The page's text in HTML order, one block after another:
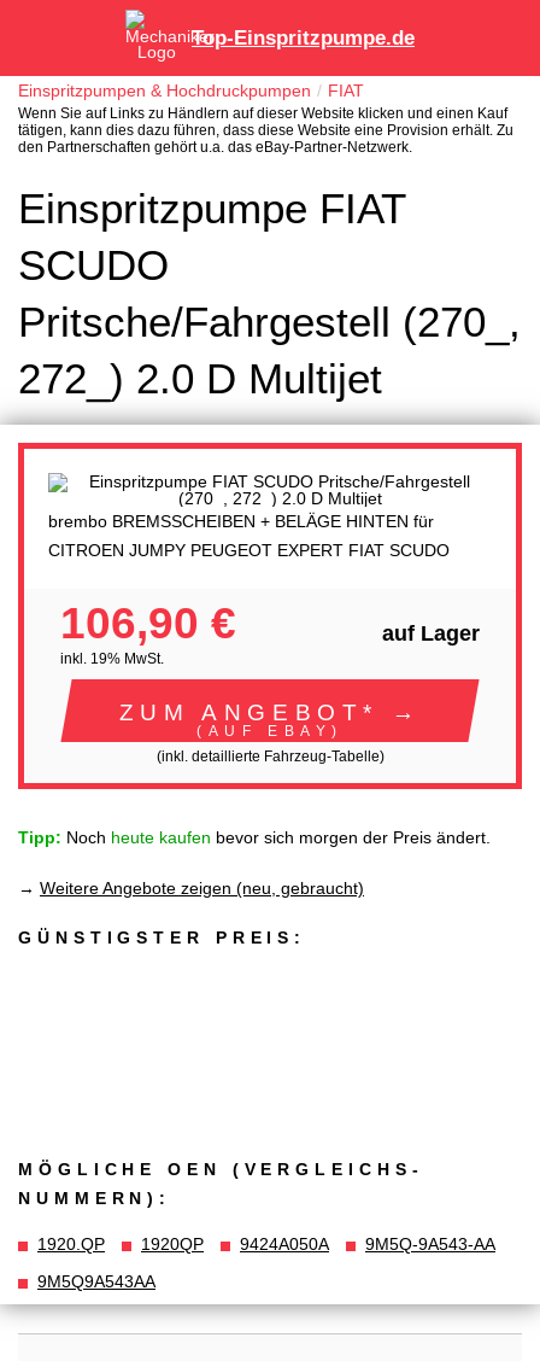
Top-Einspritzpumpe.de
Einspritzpumpen & Hochdruckpumpen FIAT
Wenn Sie auf Links zu Händlern auf dieser Website klicken und einen Kauf
tätigen, kann dies dazu führen, dass diese Website eine Provision erhält. Zu
den Partnerschaften gehört u.a. das eBay-Partner-Netzwerk.
Einspritzpumpe FIAT
SCUDO
Pritsche/Fahrgestell (270_,
272_) 2.0 D Multijet
brembo BREMSSCHEIBEN + BELÄGE HINTEN für
CITROEN JUMPY PEUGEOT EXPERT FIAT SCUDO
106,90 €
inkl. 19% MwSt.
auf Lager
ZUM ANGEBOT* →
(AUF EBAY)
(inkl. detaillierte Fahrzeug-Tabelle)
Tipp: Noch heute kaufen bevor sich morgen der Preis ändert.
→ Weitere Angebote zeigen (neu, gebraucht)
GÜNSTIGSTER PREIS:
MÖGLICHE OEN (VERGLEICHS­
NUMMERN):
1920.QP 1920QP 9424A050A
9M5Q-9A543-AA
9M5Q9A543AA